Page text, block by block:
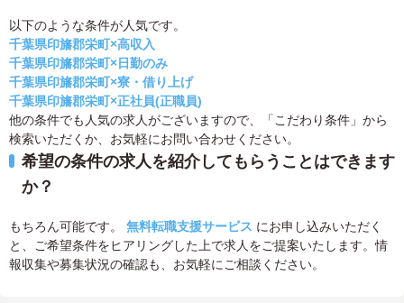
以下のような条件が人気です。
千葉県印旛郡栄町×高収入
千葉県印旛郡栄町×日勤のみ
千葉県印旛郡栄町×寮・借り上げ
千葉県印旛郡栄町×正社員(正職員)
他の条件でも人気の求人がございますので、「こだわり条件」から
検索いただくか、お気軽にお問い合わせください。
希望の条件の求人を紹介してもらうことはできます
か？
もちろん可能です。 無料転職支援サービス にお申し込みいただく
と、ご希望条件をヒアリングした上で求人をご提案いたします。情
報収集や募集状況の確認も、お気軽にご相談ください。